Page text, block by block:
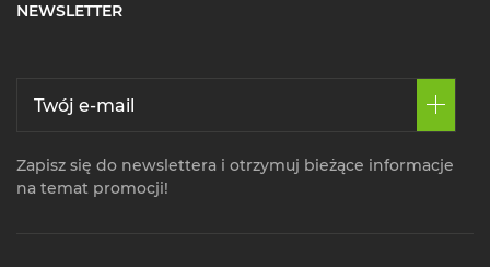
NEWSLETTER
Zapisz się do newslettera i otrzymuj bieżące informacje
na temat promocji!